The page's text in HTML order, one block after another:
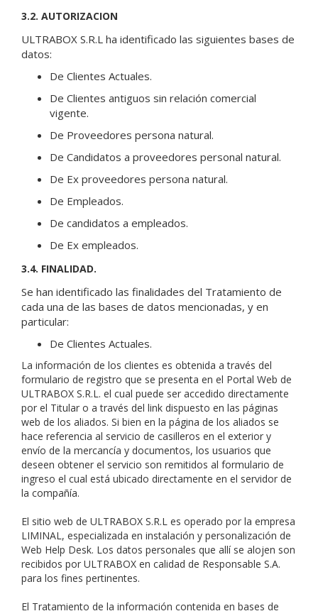
3.2. AUTORIZACION
ULTRABOX S.R.L ha identificado las siguientes bases de
datos:
De Clientes Actuales.
De Clientes antiguos sin relación comercial
vigente.
De Proveedores persona natural.
De Candidatos a proveedores personal natural.
De Ex proveedores persona natural.
De Empleados.
De candidatos a empleados.
De Ex empleados.
3.4. FINALIDAD.
Se han identificado las finalidades del Tratamiento de
cada una de las bases de datos mencionadas, y en
particular:
De Clientes Actuales.
La información de los clientes es obtenida a través del
formulario de registro que se presenta en el Portal Web de
ULTRABOX S.R.L. el cual puede ser accedido directamente
por el Titular o a través del link dispuesto en las páginas
web de los aliados. Si bien en la página de los aliados se
hace referencia al servicio de casilleros en el exterior y
envío de la mercancía y documentos, los usuarios que
deseen obtener el servicio son remitidos al formulario de
ingreso el cual está ubicado directamente en el servidor de
la compañía.
El sitio web de ULTRABOX S.R.L es operado por la empresa
LIMINAL, especializada en instalación y personalización de
Web Help Desk. Los datos personales que allí se alojen son
recibidos por ULTRABOX en calidad de Responsable S.A.
para los fines pertinentes.
El Tratamiento de la información contenida en bases de